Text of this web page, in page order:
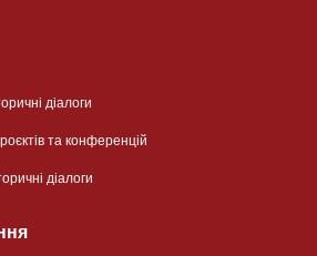
діалоги
та конференцій
діалоги